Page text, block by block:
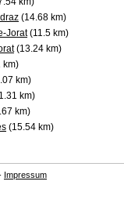
(14.68 km)
Jorat(11.5 km)
(13.24 km)
km)
km)
km)
km)
(15.54 km)
Impressum